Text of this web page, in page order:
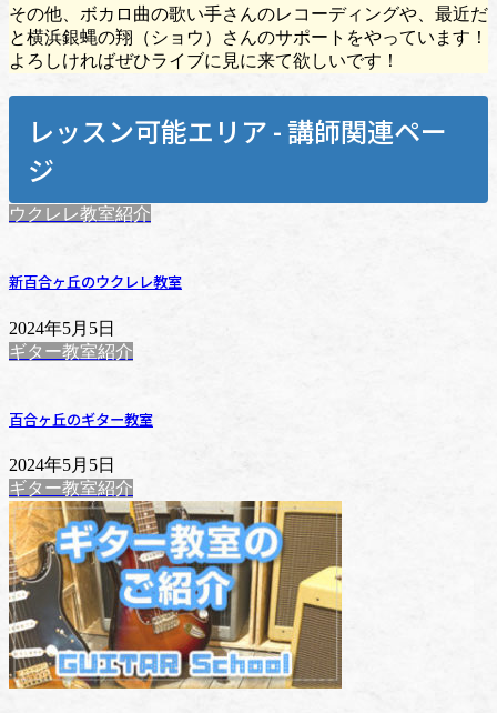
その他、ボカロ曲の歌い手さんのレコーディングや、最近だ
と横浜銀蝿の翔（ショウ）さんのサポートをやっています！
よろしければぜひライブに見に来て欲しいです！
レッスン可能エリア - 講師関連ペー
ジ
ウクレレ教室紹介
新百合ヶ丘のウクレレ教室
2024年5月5日
ギター教室紹介
百合ヶ丘のギター教室
2024年5月5日
ギター教室紹介